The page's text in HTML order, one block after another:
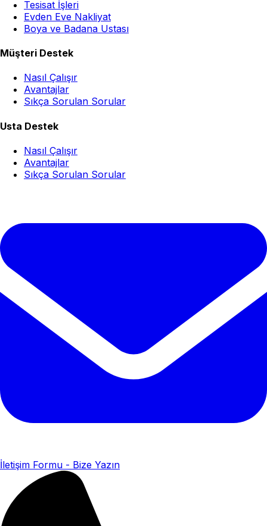
Tesisat İşleri
Evden Eve Nakliyat
Boya ve Badana Ustası
Müşteri Destek
Nasıl Çalışır
Avantajlar
Sıkça Sorulan Sorular
Usta Destek
Nasıl Çalışır
Avantajlar
Sıkça Sorulan Sorular
İletişim Formu - Bize Yazın